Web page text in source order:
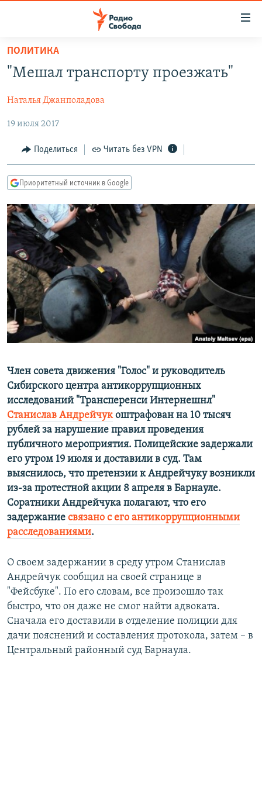
упрощенного
доступа
содержанию
Вернутся
главной
навигации
Вернутся
поиску
ПРОГРАММЫ
АВТОРСКИЕ ПРОЕКТЫ
ЦИТАТЫ СВОБОДЫ
МНЕНИЯ
КУЛЬТУРА
IDEL.РЕАЛИИ
КАВКАЗ.РЕАЛИИ
СЕВЕР.РЕАЛИИ
СИБИРЬ.РЕАЛИИ
РАСПИСАНИЕ ВЕЩАНИЯ
ПОДПИШИТЕСЬ НА РАССЫЛКУ
СОЦИАЛЬНЫЕ СЕТИ
Все сайты РСЕ/РС
ПОЛИТИКА
"Мешал транспорту проезжать"
Наталья Джанполадова
19 июля 2017
Поделиться Читать без VPN
Приоритетный источник в Google
Член совета движения "Голос" и руководитель
Сибирского центра антикоррупционных
исследований "Трансперенси Интернешнл"
Станислав Андрейчукоштрафован на 10 тысяч
рублей за нарушение правил проведения
публичного мероприятия. Полицейские задержали
его утром 19 июля и доставили в суд. Там
выяснилось, что претензии к Андрейчуку возникли
из-за протестной акции 8 апреля в Барнауле.
Соратники Андрейчука полагают, что его
задержание связано с его антикоррупционными
расследованиями.
О своем задержании в среду утром Станислав
Андрейчук сообщил на своей странице в
"Фейсбуке". По его словам, все произошло так
быстро, что он даже не смог найти адвоката.
Сначала его доставили в отделение полиции для
дачи пояснений и составления протокола, затем – в
Центральный районный суд Барнаула.